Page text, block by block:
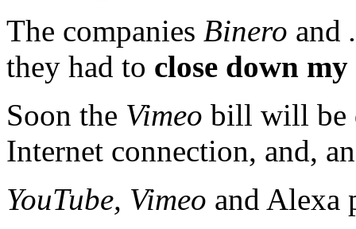
The companies Binero and
they had to close down
Soon the Vimeo bill will be
Internet connection, and,
YouTube, Vimeo and Alexa